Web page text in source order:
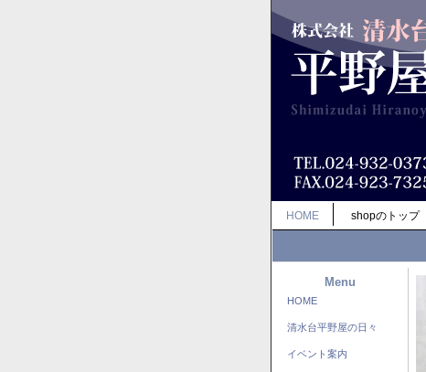
HOME shopのトップ
Menu
HOME
清水台平野屋の日々
イベント案内